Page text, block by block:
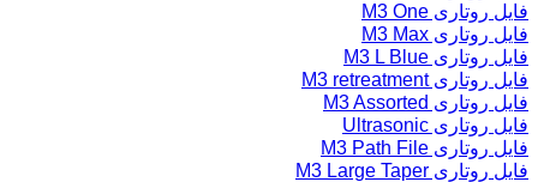
فایل روتاری M3 One
فایل روتاری M3 Max
فایل روتاری M3 L Blue
فایل روتاری M3 retreatment
فایل روتاری M3 Assorted
فایل روتاری Ultrasonic
فایل روتاری M3 Path File
فایل روتاری M3 Large Taper